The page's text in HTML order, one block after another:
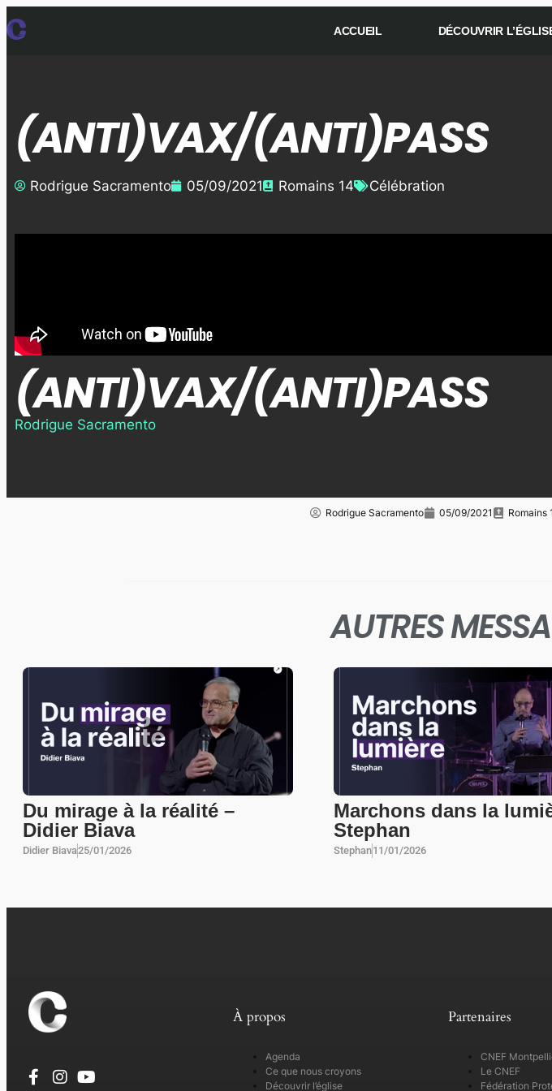
ACCUEIL DÉCOUVRIR
(ANTI)VAX/(ANTI)PASS
Rodrigue Sacramento 05/09/2021 Romains 14 Célébration
(ANTI)VAX/(ANTI)PASS
Rodrigue Sacramento
Rodrigue Sacramento 05/09/2021 Romains
AUTRES
Du mirage à la réalité –
Didier Biava
Didier Biava25/01/2026
Marchons dans la
Stephan
Stephan11/01/2026
À propos
Agenda
Ce que nous croyons
Découvrir l’église
Partenaires
CNEF
Le CNEF
Fédération